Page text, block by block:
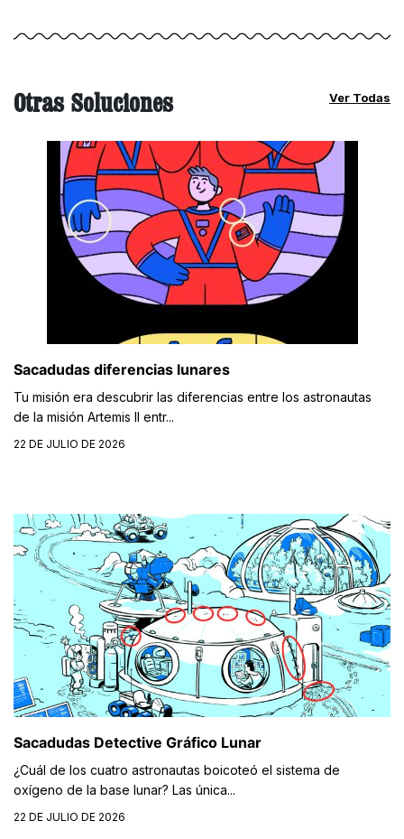
Otras Soluciones Ver Todas
Sacadudas diferencias lunares
Tu misión era descubrir las diferencias entre los astronautas
de la misión Artemis II entr...
22 DE JULIO DE 2026
Sacadudas Detective Gráfico Lunar
¿Cuál de los cuatro astronautas boicoteó el sistema de
oxígeno de la base lunar? Las única...
22 DE JULIO DE 2026